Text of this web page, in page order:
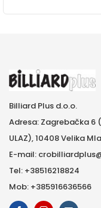
Billiard Plus d.o.o.
Adresa: Zagrebačka 6
ULAZ), 10408 Velika
E-mail:
Tel: +38516218824
Mob: +385916636566